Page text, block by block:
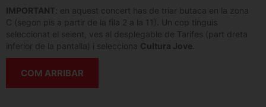
IMPORTANT : en aquest concert has de triar butaca en la zona
C (segon pis a partir de la fila 2 a la 11). Un cop tinguis
seleccionat el seient, ves al desplegable de Tarifes (part dreta
inferior de la pantalla) i selecciona Cultura Jove
COM ARRIBAR